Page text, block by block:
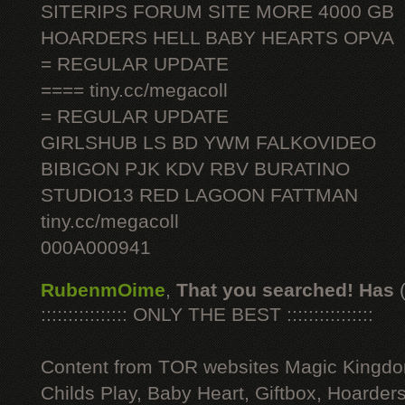
SITERIPS FORUM SITE MORE 4000 GB
HOARDERS HELL BABY HEARTS OPVA
= REGULAR UPDATE
==== tiny.cc/megacoll
= REGULAR UPDATE
GIRLSHUB LS BD YWM FALKOVIDEO
BIBIGON PJK KDV RBV BURATINO
STUDIO13 RED LAGOON FATTMAN
tiny.cc/megacoll
000A000941
RubenmOime, That you searched! Has
:::::::::::::::: ONLY THE BEST ::::::::::::::::
Content from TOR websites Magic
Childs Play, Baby Heart, Giftbox,